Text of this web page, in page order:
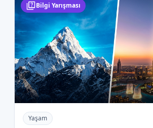
Bilgi Yarışması
Yaşam